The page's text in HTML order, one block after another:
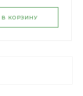
В КОРЗИНУ